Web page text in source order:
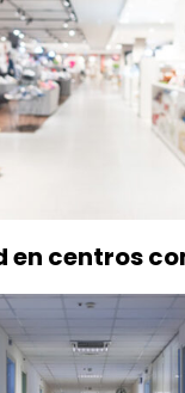
en centros